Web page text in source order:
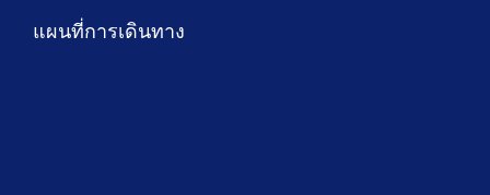
แผนที่การเดินทาง